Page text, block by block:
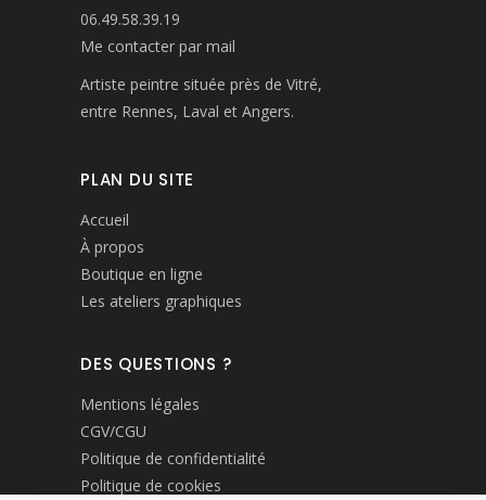
06.49.58.39.19
Me contacter par mail
Artiste peintre située près de Vitré,
entre Rennes, Laval et Angers.
PLAN DU SITE
Accueil
À propos
Boutique en ligne
Les ateliers graphiques
DES QUESTIONS ?
Mentions légales
CGV/CGU
Politique de confidentialité
Politique de cookies